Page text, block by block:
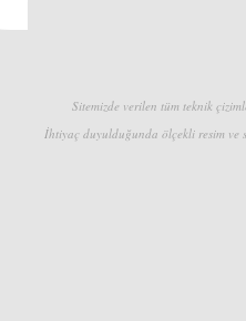
Sitemizde verilen tüm teknik
İhtiyaç duyulduğunda ölçekli resim ve